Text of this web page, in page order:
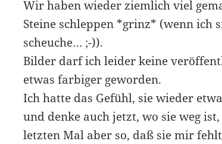
Wir haben wieder ziemlich viel
Steine schleppen *grinz* (wenn ich
scheuche… ;-)).
Bilder darf ich leider keine
etwas farbiger geworden.
Ich hatte das Gefühl, sie wieder
und denke auch jetzt, wo sie weg
letzten Mal aber so, daß sie mir